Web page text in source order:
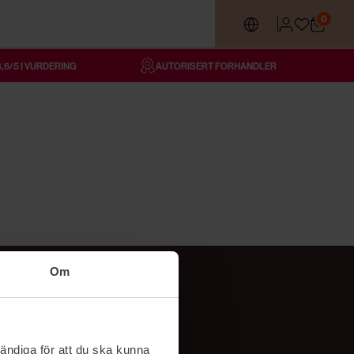
Om
för att du ska kunna
0
5 I VURDERING AUTORISERT FORHANDLER
Følg oss